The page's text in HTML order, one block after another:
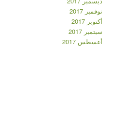
نوفمبر 2017
أكتوبر 2017
سبتمبر 2017
أغسطس 2017